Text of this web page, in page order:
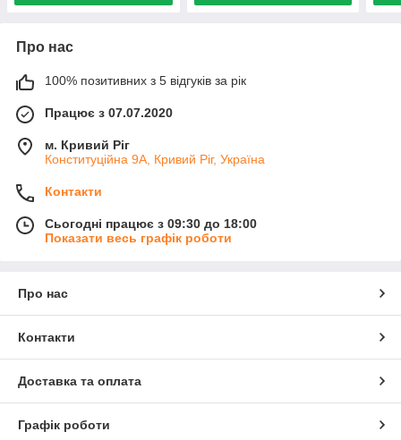
Про нас
100% позитивних з 5 відгуків за рік
Працює з 07.07.2020
м. Кривий Ріг
Конституційна 9А, Кривий Ріг, Україна
Контакти
Сьогодні працює з 09:30 до 18:00
Показати весь графік роботи
Про нас
Контакти
Доставка та оплата
Графік роботи